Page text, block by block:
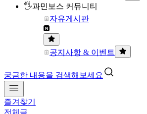
🖐과민보스 커뮤니티
자유게시판
공지사항 & 이벤트
궁금한 내용을 검색해보세요
즐겨찾기
전체글